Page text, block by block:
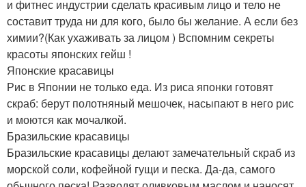
и фитнес индустрии сделать красивым лицо и тело не
составит труда ни для кого, было бы желание. А если без
химии?(Как ухаживать за лицом ) Вспомним секреты
красоты японских гейш !
Японские красавицы
Рис в Японии не только еда. Из риса японки готовят
скраб: берут полотняный мешочек, насыпают в него рис
и моются как мочалкой.
Бразильские красавицы
Бразильские красавицы делают замечательный скраб из
морской соли, кофейной гущи и песка. Да-да, самого